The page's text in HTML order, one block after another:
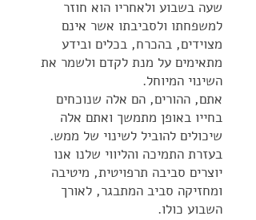
שעה בשבוע ולאחריו הוא חוזר
למשפחתו ולסביבתו אשר אינם
מצוידים, בהכרח, בכלים ובידע
מתאימים על מנת לקדם ולשמר את
השינוי המיוחל.
אתם, ההורים, הם אלה שנוכחים
בחייו באופן מתמשך ואתם אלה
שיכולים להוביל לשינוי של ממש.
בעזרת התמיכה והליווי שלנו אנו
יוצרים סביבה תרפויטית, מיטיבה
ומחזיקה סביב המתבגר, לאורך
השבוע כולו.